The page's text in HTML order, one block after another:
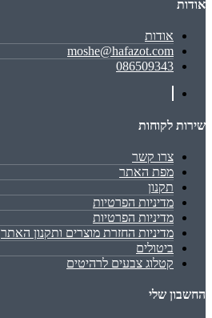
אודות
אודות
moshe@hafazot.com
086509343
שירות לקוחות
צרו קשר
מפת האתר
תקנון
מדיניות הפרטיות
מדיניות הפרטיות
מדיניות החזרת מוצרים ותקנון האתר
ביטולים
קטלוג צבעים לרהיטים
החשבון שלי